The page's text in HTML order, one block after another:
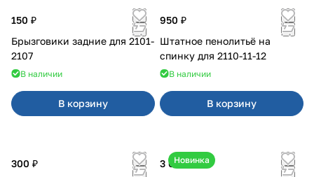
150 ₽
Брызговики задние для 2101-
2107
В наличии
В корзину
950 ₽
Штатное пенолитьё на
спинку для 2110-11-12
В наличии
В корзину
300 ₽
Новинка
3 600 ₽